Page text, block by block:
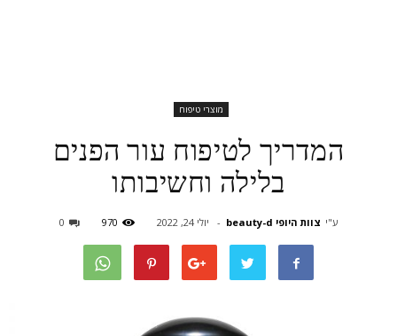
מוצרי טיפוח
המדריך לטיפוח עור הפנים
בלילה וחשיבותו
ע"י צוות היופי beauty-d - יולי 24, 2022 970
0